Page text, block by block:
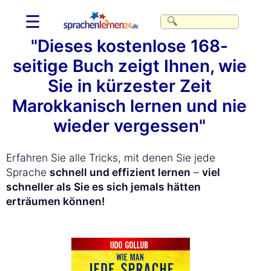
☰
"Dieses kostenlose 168-
seitige Buch zeigt Ihnen, wie
Sie in kürzester Zeit
Marokkanisch lernen und nie
wieder vergessen"
Erfahren Sie alle Tricks, mit denen Sie jede
Sprache schnell und effizient lernen – viel
schneller als Sie es sich jemals hätten
erträumen können!